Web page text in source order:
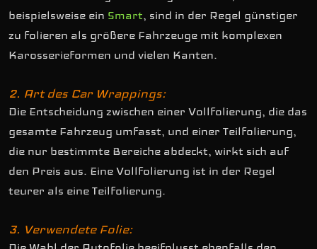
beispielsweise ein Smart, sind in der Regel günstiger
zu folieren als größere Fahrzeuge mit komplexen
Karosserieformen und vielen Kanten.
2. Art des Car Wrappings:
Die Entscheidung zwischen einer Vollfolierung, die das
gesamte Fahrzeug umfasst, und einer Teilfolierung,
die nur bestimmte Bereiche abdeckt, wirkt sich auf
den Preis aus. Eine Vollfolierung ist in der Regel
teurer als eine Teilfolierung.
3. Verwendete Folie: